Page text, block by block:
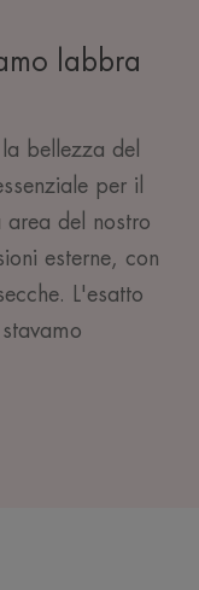
labbra
bellezza del
per il
area del nostro
esterne, con
L'esatto